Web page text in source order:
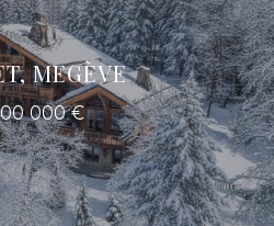
MEGÈVE
000 €